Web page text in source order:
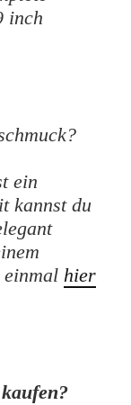
inch
ein
kannst du
einmal hier